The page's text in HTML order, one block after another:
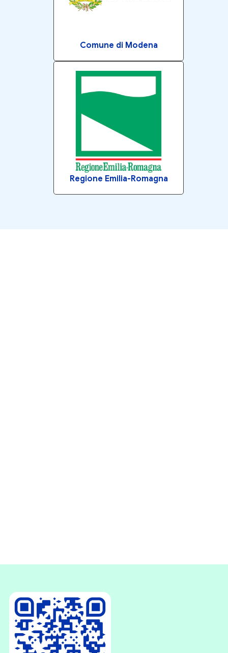
Comune di Modena
Regione Emilia-Romagna